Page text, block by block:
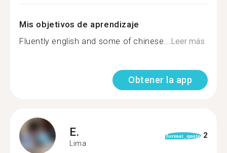
Mis objetivos de aprendizaje
Fluently english and some of chinese... Leer más
Obtener la app
E.
Lima
format_quote 2